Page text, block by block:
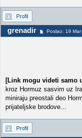
Profil
grenadir Poslao: 19
[Link mogu videti samo
kroz Hormuz sasvim uz
miniraju preostali deo
prijateljske brodove...
Profil